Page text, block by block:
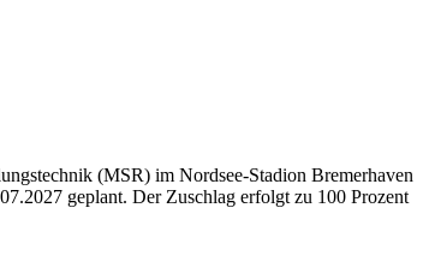
(MSR) im Nordsee-Stadion Bremerhaven
geplant. Der Zuschlag erfolgt zu 100 Prozent